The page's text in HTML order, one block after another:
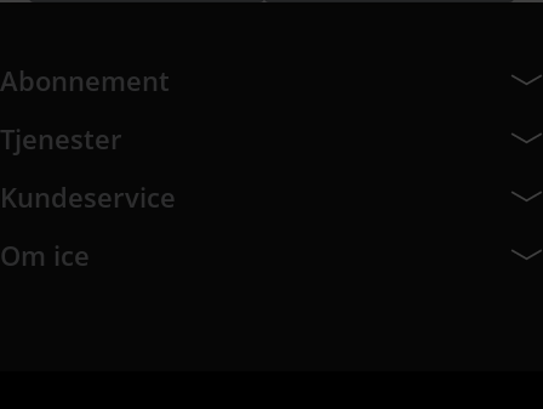
Abonnement
Tjenester
Kundeservice
Om ice